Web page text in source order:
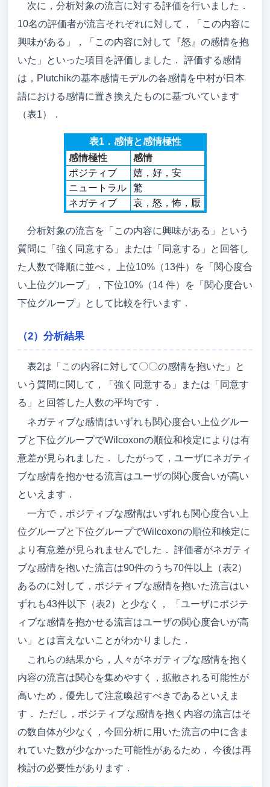
次に，分析対象の流言に対する評価を行いました．
10名の評価者が流言それぞれに対して，「この内容に
興味がある」，「この内容に対して『怒』の感情を抱
いた」といった項目を評価しました． 評価する感情
は，Plutchikの基本感情モデルの各感情を中村が日本
語における感情に置き換えたものに基づいています
（表1）．
表1．感情と感情極性
感情極性
感情
ポジティブ
嬉，好，安
ニュートラル
驚
ネガティブ
哀，怒，怖，厭
分析対象の流言を「この内容に興味がある」という
質問に「強く同意する」または「同意する」と回答し
た人数で降順に並べ， 上位10%（13件）を「関心度合
い上位グループ」，下位10%（14 件）を「関心度合い
下位グループ」として比較を行います．
（2）分析結果
表2は「この内容に対して〇〇の感情を抱いた」と
いう質問に関して，「強く同意する」または「同意す
る」と回答した人数の平均です．
ネガティブな感情はいずれも関心度合い上位グルー
プと下位グループでWilcoxonの順位和検定によりは有
意差が見られました． したがって，ユーザにネガティ
ブな感情を抱かせる流言はユーザの関心度合いが高い
といえます．
一方で，ポジティブな感情はいずれも関心度合い上
位グループと下位グループでWilcoxonの順位和検定に
より有意差が見られませんでした． 評価者がネガティ
ブな感情を抱いた流言は90件のうち70件以上（表2）
あるのに対して，ポジティブな感情を抱いた流言はい
ずれも43件以下（表2）と少なく， 「ユーザにポジテ
ィブな感情を抱かせる流言はユーザの関心度合いが高
い」とは言えないことがわかりました．
これらの結果から，人々がネガティブな感情を抱く
内容の流言は関心を集めやすく，拡散される可能性が
高いため，優先して注意喚起すべきであるといえま
す． ただし，ポジティブな感情を抱く内容の流言はそ
の数自体が少なく，今回分析に用いた流言の中に含ま
れていた数が少なかった可能性があるため， 今後は再
検討の必要性があります．